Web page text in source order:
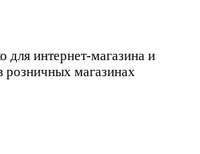
для интернет-магазина и
розничных магазинах